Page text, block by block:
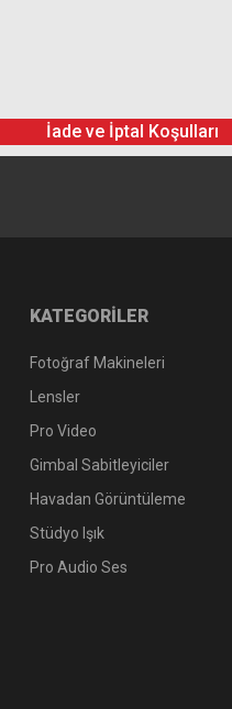
İade ve İptal Koşulları
KATEGORİLER
Fotoğraf Makineleri
Lensler
Pro Video
Gimbal Sabitleyiciler
Havadan Görüntüleme
Stüdyo Işık
Pro Audio Ses